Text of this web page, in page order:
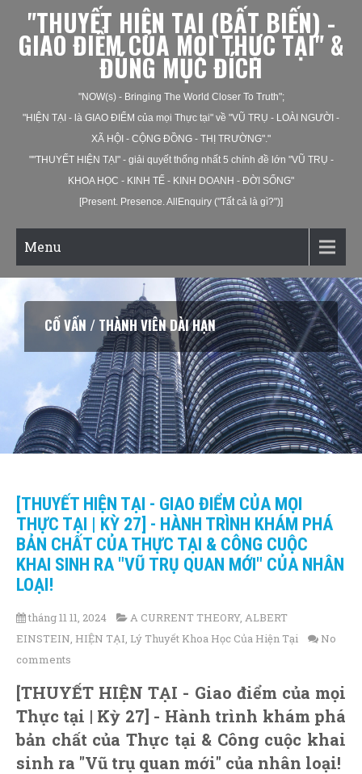
"THUYẾT HIỆN TẠI (BẤT BIẾN) -
GIAO ĐIỂM CỦA MỌI THỰC TẠI" &
ĐÚNG MỤC ĐÍCH
"NOW(s) - Bringing The World Closer To Truth";
"HIỆN TẠI - là GIAO ĐIỂM của mọi Thực tại" về "VŨ TRỤ - LOÀI NGƯỜI -
XÃ HỘI - CỘNG ĐỒNG - THỊ TRƯỜNG"."
""THUYẾT HIỆN TẠI" - giải quyết thống nhất 5 chính đề lớn "VŨ TRỤ -
KHOA HỌC - KINH TẾ - KINH DOANH - ĐỜI SỐNG"
[Present. Presence. AllEnquiry ("Tất cả là gì?")]
Menu
CỐ VẤN / THÀNH VIÊN DÀI HẠN
[THUYẾT HIỆN TẠI - GIAO ĐIỂM CỦA MỌI
THỰC TẠI | KỲ 27] - HÀNH TRÌNH KHÁM PHÁ
BẢN CHẤT CỦA THỰC TẠI & CÔNG CUỘC
KHAI SINH RA "VŨ TRỤ QUAN MỚI" CỦA NHÂN
LOẠI!
tháng 11 11, 2024 A CURRENT THEORY, ALBERT
EINSTEIN, HIỆN TẠI, Lý Thuyết Khoa Học Của Hiện Tại
No
comments
[THUYẾT HIỆN TẠI - Giao điểm của mọi
Thực tại | Kỳ 27] - Hành trình khám phá
bản chất của Thực tại & Công cuộc khai
sinh ra "Vũ trụ quan mới" của nhân loại!